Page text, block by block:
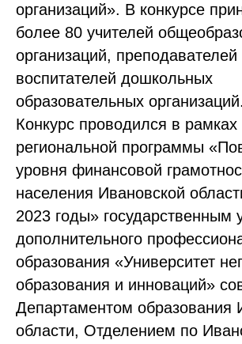
организаций». В конкурсе
более 80 учителей
организаций,
воспитателей дошкольных
образовательных организаций.
Конкурс проводился в рамках
региональной программы
уровня финансовой
населения Ивановской
2023 годы» государственным
дополнительного
образования «Университет
образования и инноваций»
Департаментом образования
области, Отделением по